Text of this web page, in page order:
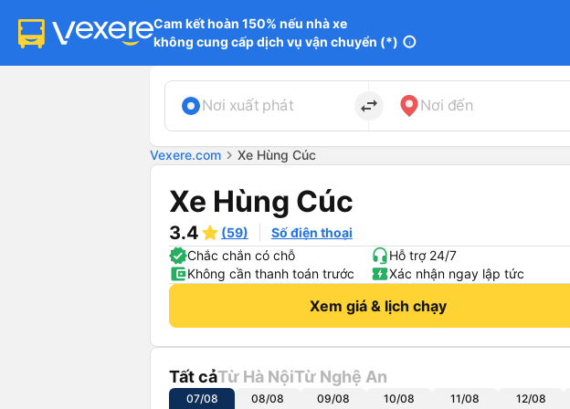
Cam kết hoàn 150% nếu nhà xe
không cung cấp dịch vụ vận chuyển (*) info
Nơi xuất phát import_export Nơi đến
Vexere.com chevron_right Xe Hùng Cúc
Xe Hùng Cúc
3.4 (59)
Số điện thoại
Chắc chắn có chỗ
Hỗ trợ 24/7
Không cần thanh toán trước
Xác nhận ngay lập tức
Xem giá & lịch chạy
Tất cảTừ Hà NộiTừ Nghệ An
07/08 08/08 09/08 10/08 11/08 12/08